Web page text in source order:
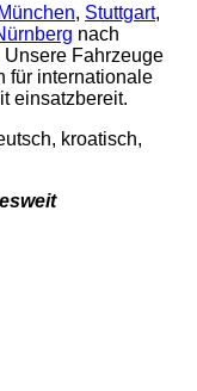
München, Stuttgart,
nach
Unsere Fahrzeuge
für internationale
einsatzbereit.
kroatisch,